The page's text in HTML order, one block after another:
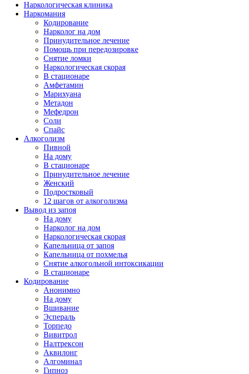
Наркологическая клиника
Наркомания
Кодирование
Нарколог на дом
Принудительное лечение
Помощь при передозировке
Снятие ломки
Наркологическая скорая
В стационаре
Амфетамин
Марихуана
Метадон
Мефедрон
Соли
Спайс
Алкоголизм
Пивной
На дому
В стационаре
Принудительное лечение
Женский
Подростковый
12 шагов от алкоголизма
Вывод из запоя
На дому
Нарколог на дом
Наркологическая скорая
Капельница от запоя
Капельница от похмелья
Снятие алкогольной интоксикации
В стационаре
Кодирование
Анонимно
На дому
Вшивание
Эспераль
Торпедо
Вивитрол
Налтрексон
Аквилонг
Алгоминал
Гипноз